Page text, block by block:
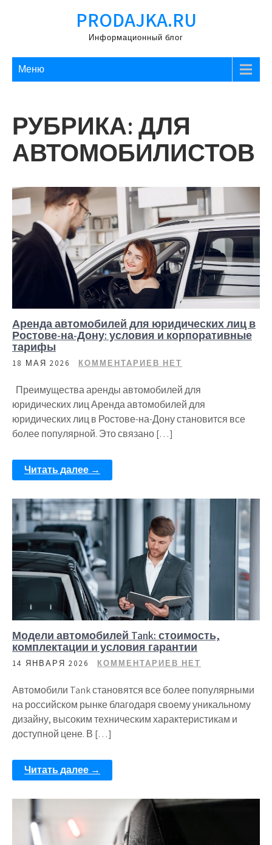
PRODAJKA.RU
Информационный блог
Меню
РУБРИКА: ДЛЯ
АВТОМОБИЛИСТОВ
Аренда автомобилей для юридических лиц в
Ростове-на-Дону: условия и корпоративные
тарифы
18 МАЯ 2026 КОММЕНТАРИЕВ НЕТ
Преимущества аренды автомобилей для
юридических лиц Аренда автомобилей для
юридических лиц в Ростове-на-Дону становится все
более популярной. Это связано […]
Читать далее →
Модели автомобилей Tank: стоимость,
комплектации и условия гарантии
14 ЯНВАРЯ 2026 КОММЕНТАРИЕВ НЕТ
Автомобили Tank становятся все более популярными
на российском рынке благодаря своему уникальному
дизайну, высоким техническим характеристикам и
доступной цене. В […]
Читать далее →